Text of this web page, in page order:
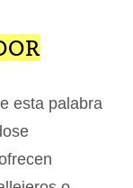
esta palabra